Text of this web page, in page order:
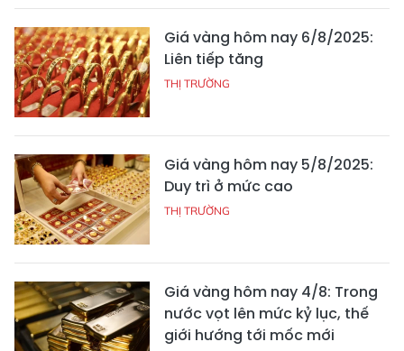
Giá vàng hôm nay 6/8/2025:
Liên tiếp tăng
THỊ TRƯỜNG
Giá vàng hôm nay 5/8/2025:
Duy trì ở mức cao
THỊ TRƯỜNG
Giá vàng hôm nay 4/8: Trong
nước vọt lên mức kỷ lục, thế
giới hướng tới mốc mới